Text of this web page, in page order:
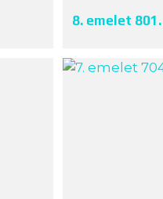
8. emelet 801.